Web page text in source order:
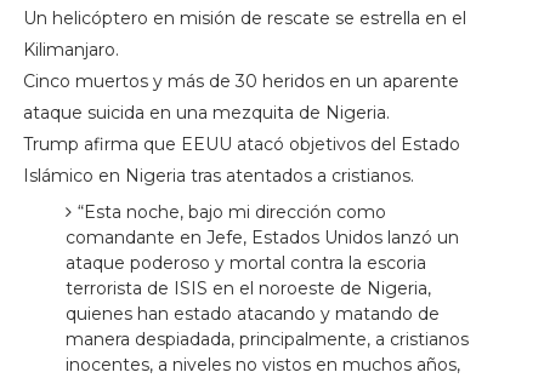
Un helicóptero en misión de rescate se estrella en el
Kilimanjaro.
Cinco muertos y más de 30 heridos en un aparente
ataque suicida en una mezquita de Nigeria.
Trump afirma que EEUU atacó objetivos del Estado
Islámico en Nigeria tras atentados a cristianos.
“Esta noche, bajo mi dirección como
comandante en Jefe, Estados Unidos lanzó un
ataque poderoso y mortal contra la escoria
terrorista de ISIS en el noroeste de Nigeria,
quienes han estado atacando y matando de
manera despiadada, principalmente, a cristianos
inocentes, a niveles no vistos en muchos años,